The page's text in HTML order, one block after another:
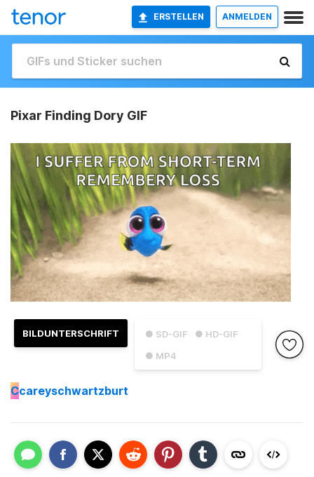
ERSTELLEN ANMELDEN
Pixar Finding Dory GIF
● SD-GIF
● HD-GIF
● MP4
BILDUNTERSCHRIFT
Ccareyschwartzburt